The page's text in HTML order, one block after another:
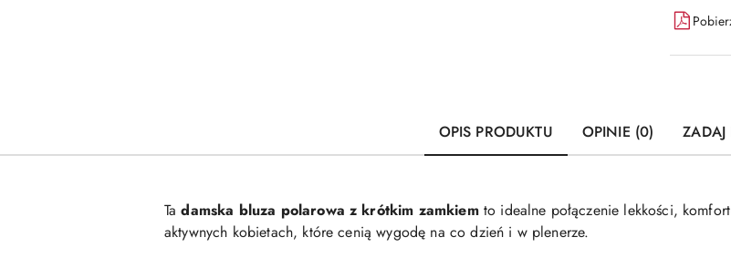
OPIS PRODUKTU OPINIE (0) ZADAJ
Tadamska bluza polarowa z krótkim zamkiemto idealne połączenie lekkości,
aktywnych kobietach, które cenią wygodę na co dzień i w plenerze.